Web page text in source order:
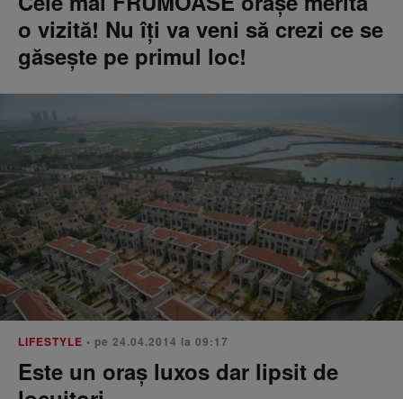
o vizită! Nu îți va veni să crezi ce se
găsește pe primul loc!
LIFESTYLE • pe 24.04.2014 la 09:17
Este un oraș luxos dar lipsit de